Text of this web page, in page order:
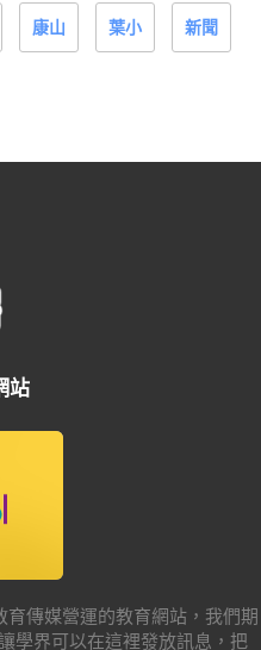
康山 葉小 新聞
站
傳媒營運的教育網站，我們期
學界可以在這裡發放訊息，把